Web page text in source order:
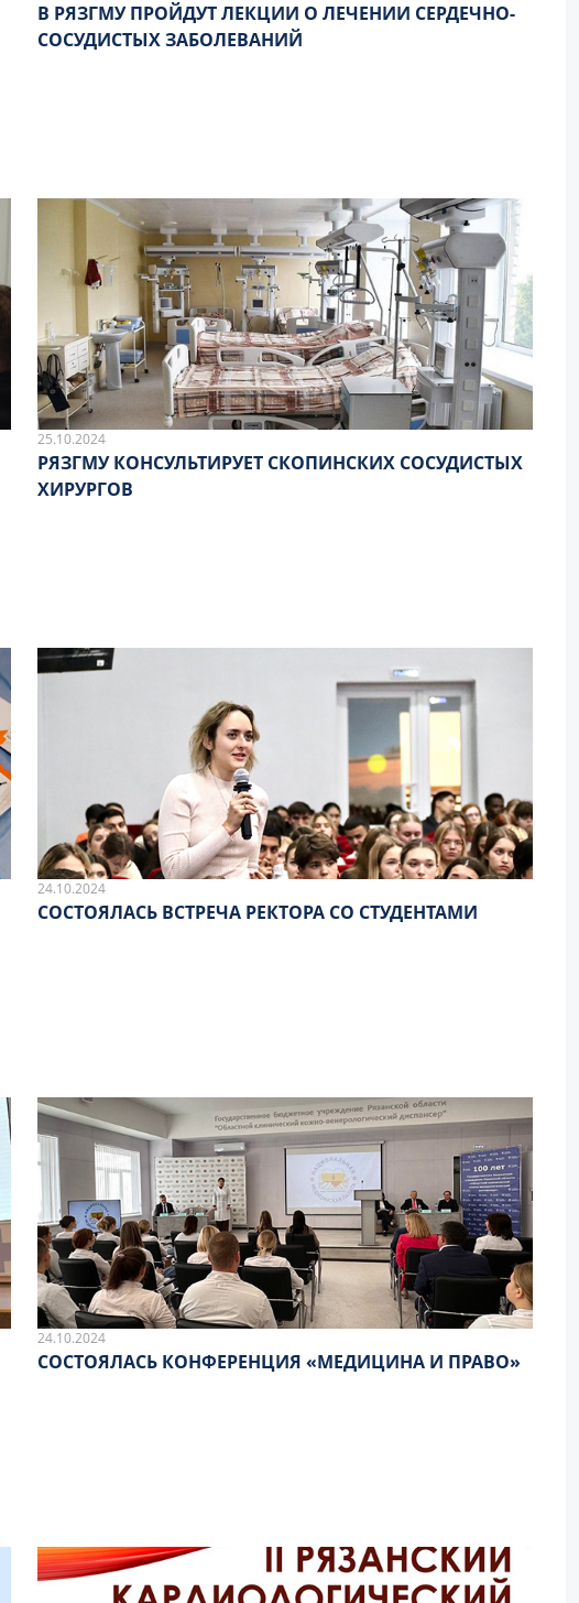
В РЯЗГМУ ПРОЙДУТ ЛЕКЦИИ О ЛЕЧЕНИИ СЕРДЕЧНО-
СОСУДИСТЫХ ЗАБОЛЕВАНИЙ
25.10.2024
РЯЗГМУ КОНСУЛЬТИРУЕТ СКОПИНСКИХ СОСУДИСТЫХ
ХИРУРГОВ
24.10.2024
СОСТОЯЛАСЬ ВСТРЕЧА РЕКТОРА СО СТУДЕНТАМИ
24.10.2024
СОСТОЯЛАСЬ КОНФЕРЕНЦИЯ «МЕДИЦИНА И ПРАВО»